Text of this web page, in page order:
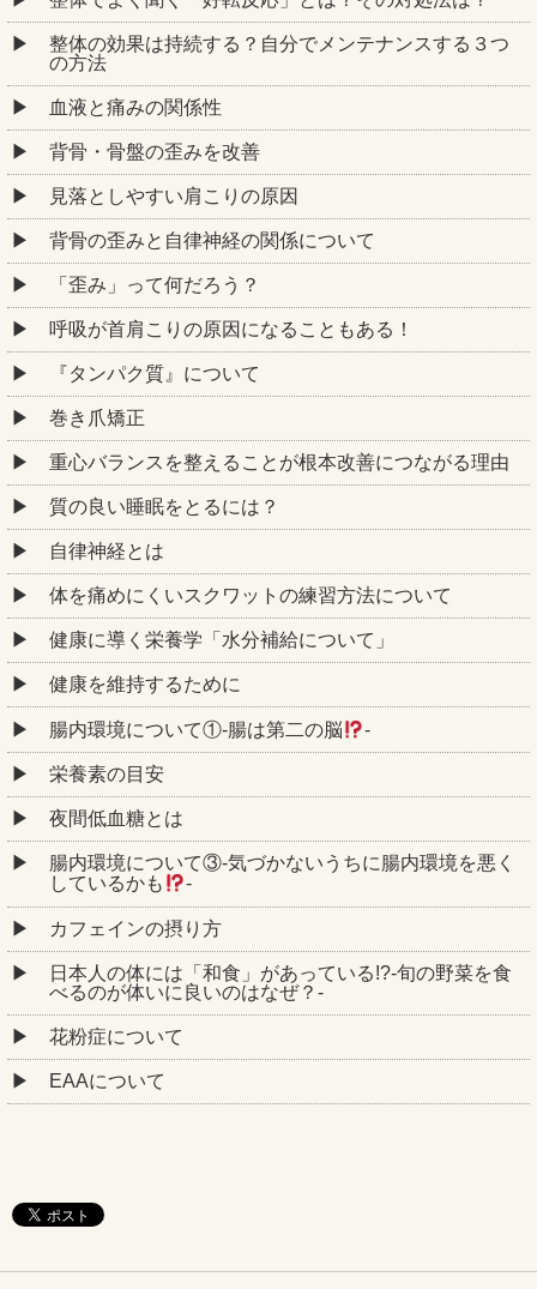
整体の効果は持続する？自分でメンテナンスする３つ
の方法
血液と痛みの関係性
背骨・骨盤の歪みを改善
見落としやすい肩こりの原因
背骨の歪みと自律神経の関係について
「歪み」って何だろう？
呼吸が首肩こりの原因になることもある！
『タンパク質』について
巻き爪矯正
重心バランスを整えることが根本改善につながる理由
質の良い睡眠をとるには？
自律神経とは
体を痛めにくいスクワットの練習方法について
健康に導く栄養学「水分補給について」
健康を維持するために
腸内環境について①‐腸は第二の脳 ‐
栄養素の目安
夜間低血糖とは
腸内環境について③‐気づかないうちに腸内環境を悪く
しているかも
‐
カフェインの摂り方
日本人の体には「和食」があっている!?-旬の野菜を食
べるのが体いに良いのはなぜ？-
花粉症について
EAAについて